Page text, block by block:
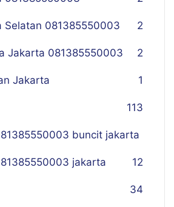
Selatan 081385550003 2
Jakarta 081385550003 2
Jakarta 1
113
buncit jakarta
12
jakarta
34